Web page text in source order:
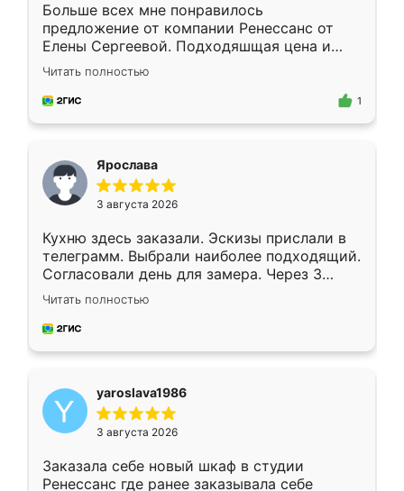
Больше всех мне понравилось
предложение от компании Ренессанс от
Елены Сергеевой. Подходяшщая цена и
короткие сроки изготовления. Приехавший
для замера сотрудник Владислав
предложил по моему эскизу самый
Читать полностью
1
Ярослава
3 августа 2026
Кухню здесь заказали. Эскизы прислали в
телеграмм. Выбрали наиболее подходящий.
Согласовали день для замера. Через 3
недели кухня была уже готова. Остались
довольны работой. Спасибо Ренессанс
мебель за качественную работу!
Читать полностью
yaroslava1986
3 августа 2026
Заказала себе новый шкаф в студии
Ренессанс где ранее заказывала себе